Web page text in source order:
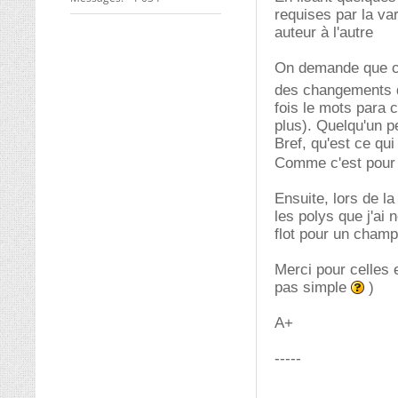
requises par la
auteur à l'autre
On demande que
des changements
fois le mots para
plus). Quelqu'un
Bref, qu'est ce
Comme c'est
Ensuite, lors de
les polys que j'ai
flot pour un
Merci pour celles
pas simple
)
A+
-----